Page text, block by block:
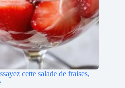
cette salade de fraises,